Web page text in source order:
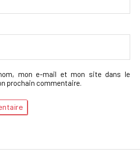
mon e-mail et mon site dans le
prochain commentaire.